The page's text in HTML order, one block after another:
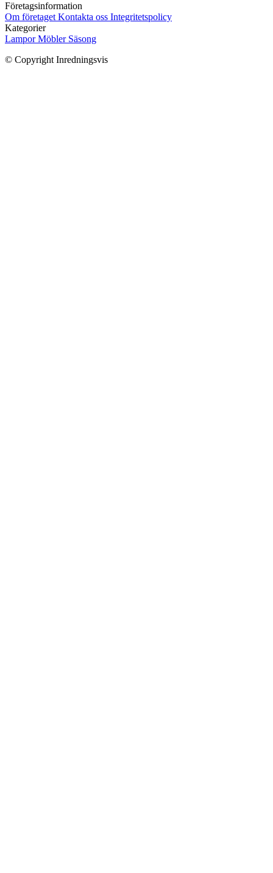
Företagsinformation
Om företaget Kontakta oss Integritetspolicy
Kategorier
LamporMöbler Säsong
© Copyright Inredningsvis